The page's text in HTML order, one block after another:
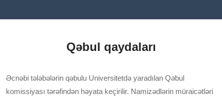
Qəbul qaydaları
Əcnəbi tələbələrin qəbulu Universitetdə yaradılan Qəbul
komissiyası tərəfindən həyata keçirilir. Namizədlərin müraicətləri